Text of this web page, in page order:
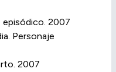
episódico. 2007
Personaje
2007